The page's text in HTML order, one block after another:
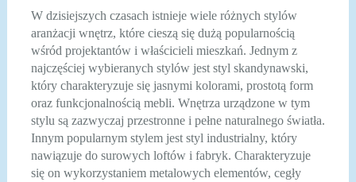
W dzisiejszych czasach istnieje wiele różnych stylów
aranżacji wnętrz, które cieszą się dużą popularnością
wśród projektantów i właścicieli mieszkań. Jednym z
najczęściej wybieranych stylów jest styl skandynawski,
który charakteryzuje się jasnymi kolorami, prostotą form
oraz funkcjonalnością mebli. Wnętrza urządzone w tym
stylu są zazwyczaj przestronne i pełne naturalnego światła.
Innym popularnym stylem jest styl industrialny, który
nawiązuje do surowych loftów i fabryk. Charakteryzuje
się on wykorzystaniem metalowych elementów, cegły